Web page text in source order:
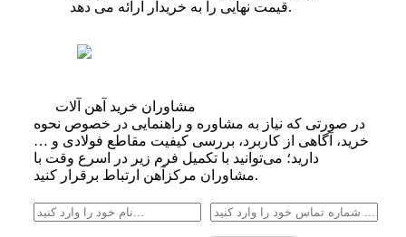
قیمت نهایی را به خریدار ارائه می‌ دهد.
مشاوران خرید آهن آلات
در صورتی که نیاز به مشاوره و راهنمایی در خصوص نحوه
خرید، آگاهی از کاربرد، بررسی کیفیت مقاطع فولادی و …
دارید؛ می‌توانید با تکمیل فرم زیر در اسرع وقت با
مشاوران مرکزآهن ارتباط برقرار کنید.